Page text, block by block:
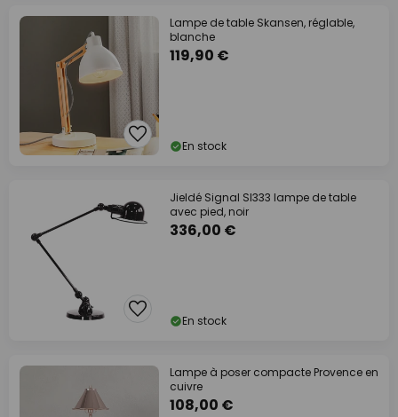
Lampe de table Skansen, réglable,
blanche
119,90 €
En stock
Jieldé Signal SI333 lampe de table
avec pied, noir
336,00 €
En stock
Lampe à poser compacte Provence en
cuivre
108,00 €